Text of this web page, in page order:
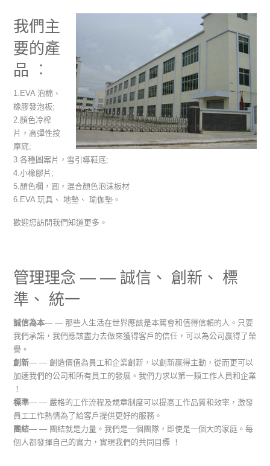
我們主
要的產
品 ︰
1.EVA 泡棉、
橡膠發泡板;
2.顏色冷榨
片，高彈性按
摩底;
3.各種圖案片，雪引導鞋底;
4.小橡膠片;
5.顏色欄，圓，混合顏色泡沫板材
6.EVA 玩具、 地墊、 瑜伽墊。
歡迎您訪問我們知道更多。
管理理念 — — 誠信、 創新、 標
準、 統一
誠信為本— — 那些人生活在世界應該是本篤會和值得信賴的人。只要
我們承諾，我們應該盡力去做來獲得客戶的信任，可以為公司贏得了榮
譽。
創新— — 創造價值為員工和企業創新，以創新贏得主動，從而更可以
加速我們的公司和所有員工的發展。我們力求以第一類工作人員和企業
！
標準— — 嚴格的工作流程及規章制度可以提高工作品質和效率，激發
員工工作熱情為了給客戶提供更好的服務。
團結— — 團結就是力量。我們是一個團隊，即使是一個大的家庭。每
個人都發揮自己的實力，實現我們的共同目標 ！